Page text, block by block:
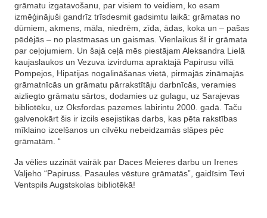
grāmatu izgatavošanu, par visiem to veidiem, ko esam
izmēģinājuši gandrīz trīsdesmit gadsimtu laikā: grāmatas no
dūmiem, akmens, māla, niedrēm, zīda, ādas, koka un – pašas
pēdējās – no plastmasas un gaismas. Vienlaikus šī ir grāmata
par ceļojumiem. Un šajā ceļā mēs piestājam Aleksandra Lielā
kaujaslaukos un Vezuva izvirduma apraktajā Papirusu villā
Pompejos, Hipatijas nogalināšanas vietā, pirmajās zināmajās
grāmatnīcās un grāmatu pārrakstītāju darbnīcās, veramies
aizliegto grāmatu sārtos, dodamies uz gulagu, uz Sarajevas
bibliotēku, uz Oksfordas pazemes labirintu 2000. gadā. Taču
galvenokārt šis ir izcils esejistikas darbs, kas pēta rakstības
mīklaino izcelšanos un cilvēku nebeidzamās slāpes pēc
grāmatām. “
Ja vēlies uzzināt vairāk par Daces Meieres darbu un Irenes
Valjeho “Papiruss. Pasaules vēsture grāmatās”, gaidīsim Tevi
Ventspils Augstskolas bibliotēkā!